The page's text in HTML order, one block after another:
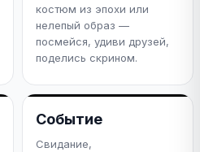
костюм из эпохи или
нелепый образ —
посмейся, удиви друзей,
поделись скрином.
Событие
Свидание,